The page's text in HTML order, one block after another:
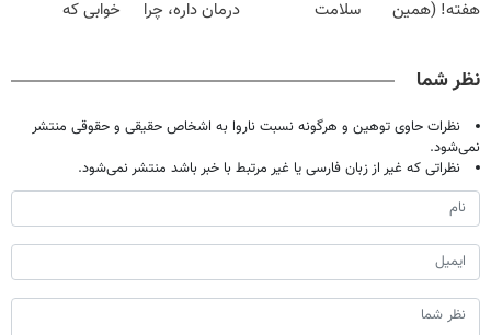
هفته! (همین
سلامت
درمان داره، چرا
خوابی که
نظر شما
نظرات حاوی توهین و هرگونه نسبت ناروا به اشخاص حقیقی و حقوقی منتشر
نمی‌شود.
نظراتی که غیر از زبان فارسی یا غیر مرتبط با خبر باشد منتشر نمی‌شود.